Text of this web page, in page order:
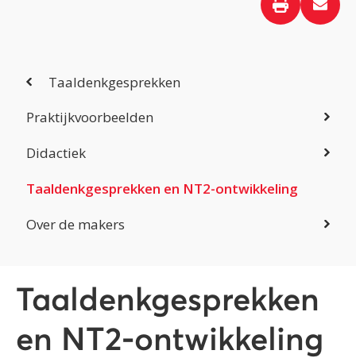
Taaldenkgesprekken
Praktijkvoorbeelden
Didactiek
Taaldenkgesprekken en NT2-ontwikkeling
Over de makers
Taaldenkgesprekken
en NT2-ontwikkeling